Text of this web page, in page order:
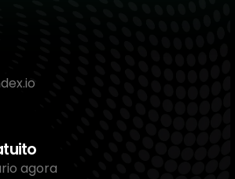
agora